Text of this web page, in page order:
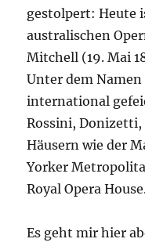
gestolpert: Heute
australischen
Mitchell (19. Mai
Unter dem
international
Rossini, Donizetti,
Häusern wie der
Yorker
Royal Opera
Es geht mir hier